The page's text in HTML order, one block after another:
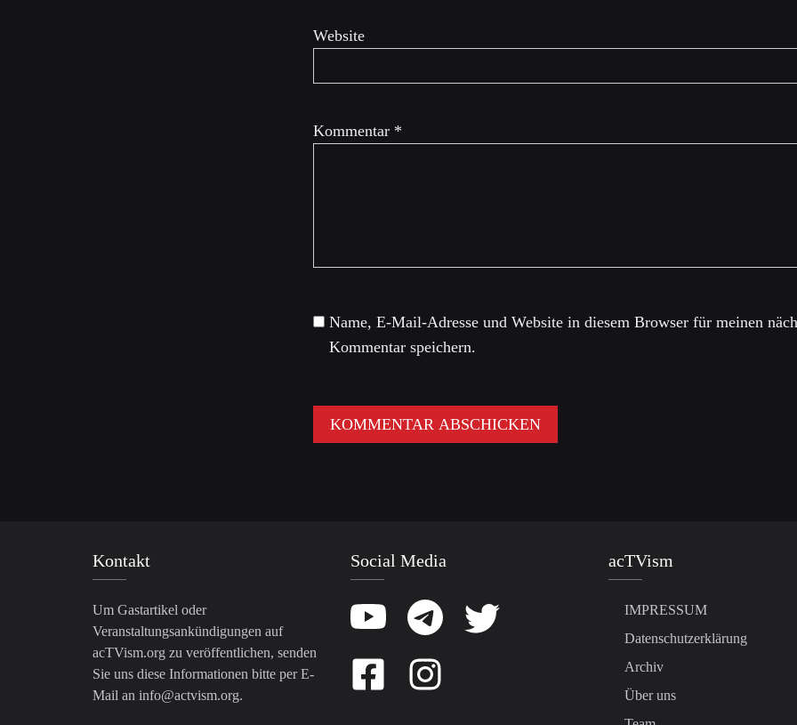
Kommentar *
Website
Name, E-Mail-Adresse und Website in diesem Browser für meinen
Kommentar speichern.
Kontakt
Um Gastartikel oder
Veranstaltungsankündigungen auf
acTVism.org zu veröffentlichen, senden
Sie uns diese Informationen bitte per E-
Mail an info@actvism.org.
Social Media acTVism
IMPRESSUM
Datenschutzerklärung
Archiv
Über uns